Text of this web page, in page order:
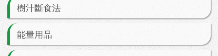
樹汁斷食法
能量用品